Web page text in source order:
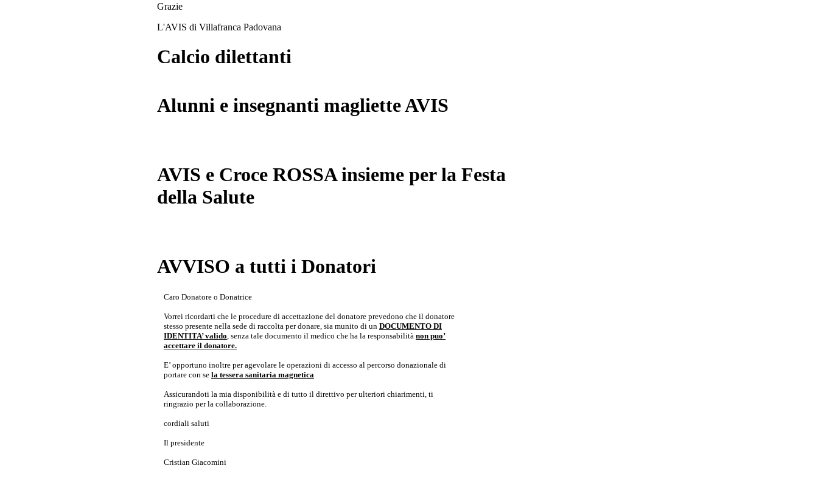
Grazie
L'AVIS di Villafranca Padovana
Calcio dilettanti
Alunni e insegnanti magliette AVIS
AVIS e Croce ROSSA insieme per la Festa
della Salute
AVVISO a tutti i Donatori
Caro Donatore o Donatrice
Vorrei ricordarti che le procedure di accettazione del donatore prevedono che il donatore
stesso presente nella sede di raccolta per donare, sia munito di un DOCUMENTO DI
IDENTITA’ valido, senza tale documento il medico che ha la responsabilità non puo’
accettare il donatore.
E’ opportuno inoltre per agevolare le operazioni di accesso al percorso donazionale di
portare con se la tessera sanitaria magnetica
Assicurandoti la mia disponibilità e di tutto il direttivo per ulteriori chiarimenti, ti
ringrazio per la collaborazione.
cordiali saluti
Il presidente
Cristian Giacomini